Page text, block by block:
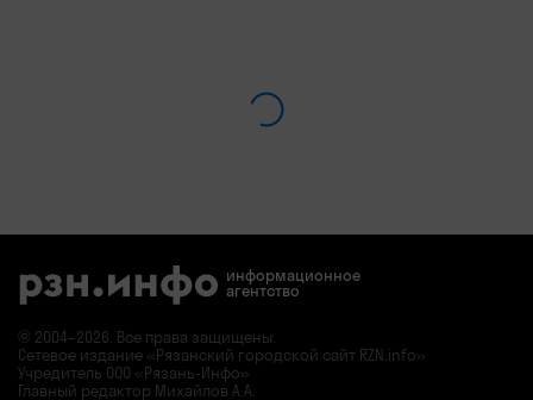
информационное
агентство
© 2004–2026. Все права защищены.
Сетевое издание «Рязанский городской сайт RZN.info»
Учредитель ООО «Рязань-Инфо»
Главный редактор Михайлов А.А.